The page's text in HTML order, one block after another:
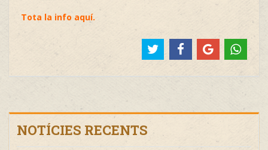
Tota la info aquí.
NOTÍCIES RECENTS